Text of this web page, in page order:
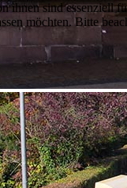
ihnen sind essenziell
möchten. Bitte